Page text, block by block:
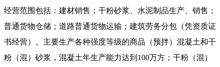
经营范围包括：建材销售；干粉砂浆、水泥制品生产、销售；
普通货物仓储；道路普通货物运输；建筑劳务分包（凭资质证
书经营）。主要生产各种强度等级的商品（预拌）混凝土和干
粉（混）砂浆，混凝土年生产能力达到100万方；干粉（混）